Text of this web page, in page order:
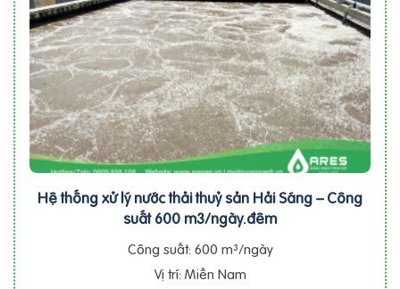
Hệ thống xử lý nước thải thuỷ sản Hải Sáng – Công
suất 600 m3/ngày.đêm
Công suất: 600 m³/ngày
Vị trí: Miền Nam